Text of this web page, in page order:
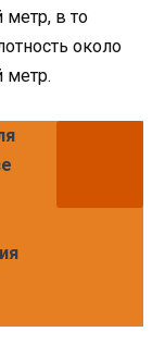
метр, в то
около
метр.